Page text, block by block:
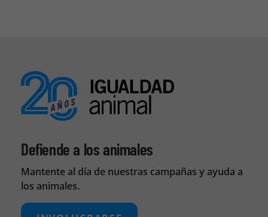
Defiende a los animales
Mantente al día de nuestras campañas y ayuda a
los animales.